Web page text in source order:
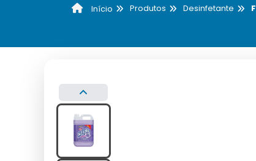
Início Produtos Desinfetante